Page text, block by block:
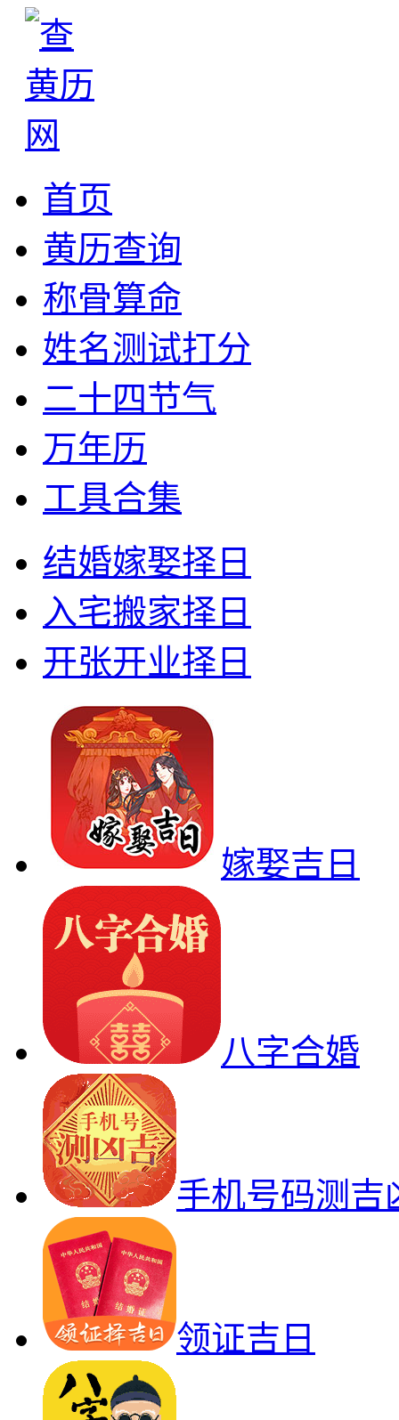
首页
黄历查询
称骨算命
姓名测试打分
二十四节气
万年历
工具合集
结婚嫁娶择日
入宅搬家择日
开张开业择日
嫁娶吉日
八字合婚
手机号码测吉
领证吉日